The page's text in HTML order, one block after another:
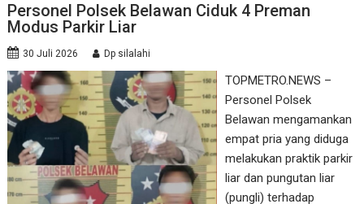
Personel Polsek Belawan Ciduk 4 Preman
Modus Parkir Liar
30 Juli 2026 Dp silalahi
TOPMETRO.NEWS –
Personel Polsek
Belawan mengamankan
empat pria yang diduga
melakukan praktik parkir
liar dan pungutan liar
(pungli) terhadap